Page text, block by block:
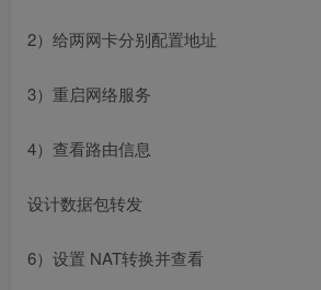
2）给两网卡分别配置地址
3）重启网络服务
4）查看路由信息
设计数据包转发
6）设置 NAT转换并查看